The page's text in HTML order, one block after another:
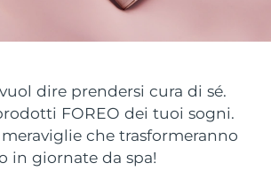
dire prendersi cura di sé.
FOREO dei tuoi sogni.
che trasformeranno
in giornate da spa!
Panel
Consegna stimata8/12/26
Consegna stimata8/11/26